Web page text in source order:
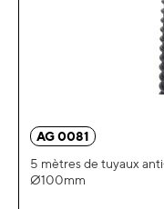
AG 0081
5 mètres de tuyaux
Ø100mm